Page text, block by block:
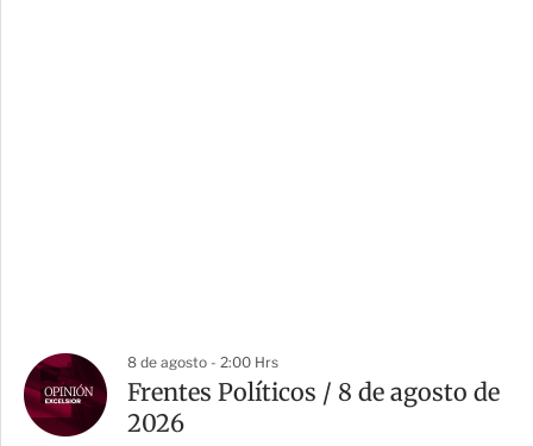
8 de agosto - 2:00 Hrs
Frentes Políticos / 8 de agosto de
2026